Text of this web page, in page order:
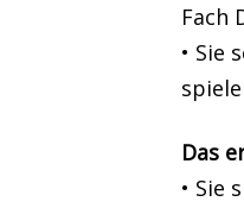
Fach
• Sie
Das
• Sie